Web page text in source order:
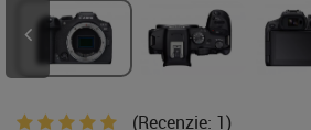
(Recenzie: 1)